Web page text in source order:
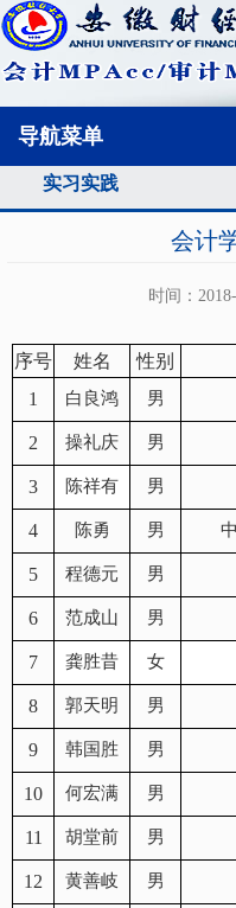
导航菜单
实习实践
实习实践
会计
时间：
序号 姓名 性别
1
白良鸿 男
2 操礼庆 男
3 陈祥有 男
4 陈勇 男
5 程德元 男
6 范成山 男
7 龚胜昔 女
8 郭天明 男
9 韩国胜 男
10 何宏满 男
11 胡堂前 男
12 黄善岐 男